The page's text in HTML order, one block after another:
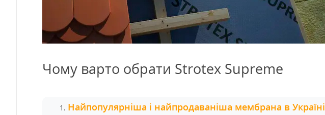
Чому варто обрати Strotex Supreme
Найпопулярніша і найпродаваніша мембрана в Україні